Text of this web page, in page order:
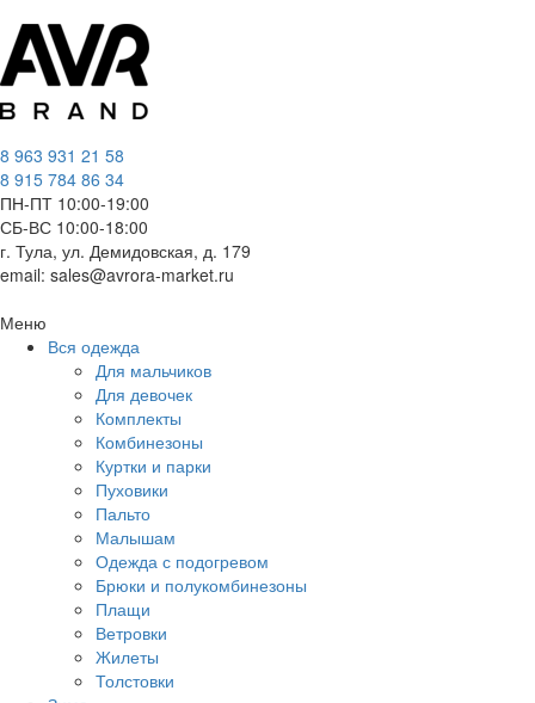
8 963 931 21 58
8 915 784 86 34
ПН-ПТ 10:00-19:00
СБ-ВС 10:00-18:00
г. Тула, ул. Демидовская, д. 179
email: sales@avrora-market.ru
Меню
Вся одежда
Для мальчиков
Для девочек
Комплекты
Комбинезоны
Куртки и парки
Пуховики
Пальто
Малышам
Одежда с подогревом
Брюки и полукомбинезоны
Плащи
Ветровки
Жилеты
Толстовки